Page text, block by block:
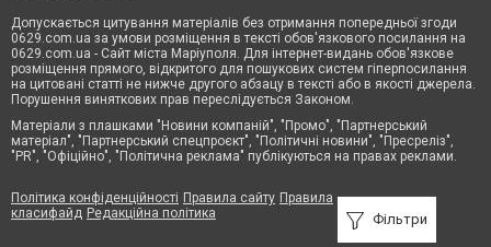
Фільтри
Допускається цитування матеріалів без отримання попередньої згоди
0629.com.ua за умови розміщення в тексті обов'язкового посилання на
0629.com.ua - Сайт міста Маріуполя. Для інтернет-видань обов'язкове
розміщення прямого, відкритого для пошукових систем гіперпосилання
на цитовані статті не нижче другого абзацу в тексті або в якості джерела.
Порушення виняткових прав переслідується Законом.
Матеріали з плашками "Новини компаній", "Промо", "Партнерський
матеріал", "Партнерський спецпроєкт", "Політичні новини", "Пресреліз",
"PR", "Офіційно", "Політична реклама" публікуються на правах реклами.
Політика конфіденційності Правила сайту Правила
класифайд Редакційна політика